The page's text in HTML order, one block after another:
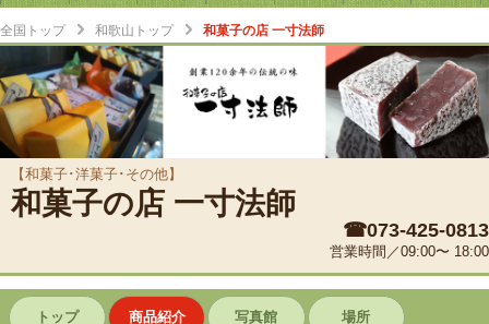
全国トップ 和歌山トップ 和菓子の店 一寸法師
【和菓子･洋菓子･その他】
和菓子の店 一寸法師
☎073-425-0813
営業時間／09:00〜 18:00
トップ 商品紹介 写真館 場所